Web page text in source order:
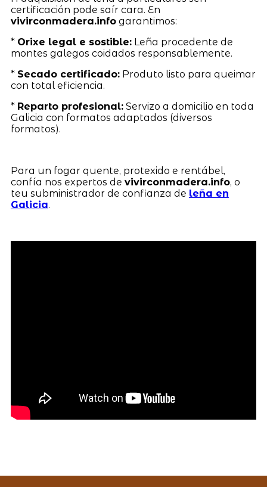
certificación pode saír cara. En
vivirconmadera.infogarantimos:
* Orixe legal e sostible:Leña procedente de
montes galegos coidados responsablemente.
* Secado certificado:Produto listo para queimar
con total eficiencia.
* Reparto profesional:Servizo a domicilio en toda
Galicia con formatos adaptados (diversos
formatos).
Para un fogar quente, protexido e rentábel,
confía nos expertos de vivirconmadera.info, o
teu subministrador de confianza de leña en
Galicia.